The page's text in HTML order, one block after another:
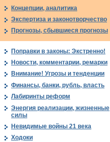
Концепции, аналитика
Экспертиза и законотворчество
Прогнозы, сбывшиеся прогнозы
Поправки в законы: Экстренно!
Новости, комментарии, ремарки
Внимание! Угрозы и тенденции
Финансы, банки, рубль, власть
Лабиринты реформ
Энергия реализации, жизненные
силы
Невидимые войны 21 века
Ходоки